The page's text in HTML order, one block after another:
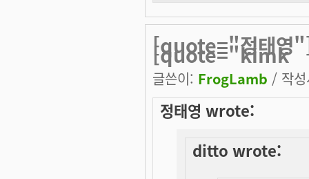
[quote="정태
[quote="kimk
글쓴이: FrogLamb / 작
정태영 wrote:
ditto wrote: